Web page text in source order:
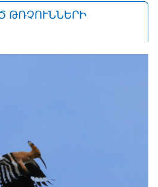
ԹՌՉՈՒՆՆԵՐԻ